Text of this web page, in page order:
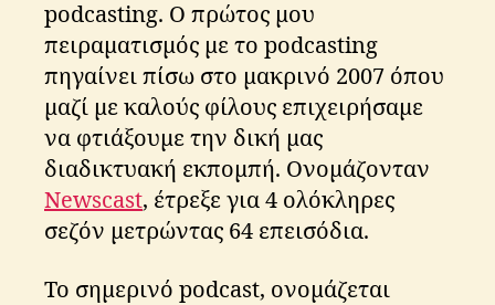
podcasting. Ο πρώτος μου
πειραματισμός με το podcasting
πηγαίνει πίσω στο μακρινό 2007 όπου
μαζί με καλούς φίλους επιχειρήσαμε
να φτιάξουμε την δική μας
διαδικτυακή εκπομπή. Ονομάζονταν
Newscast, έτρεξε για 4 ολόκληρες
σεζόν μετρώντας 64 επεισόδια.
Το σημερινό podcast, ονομάζεται